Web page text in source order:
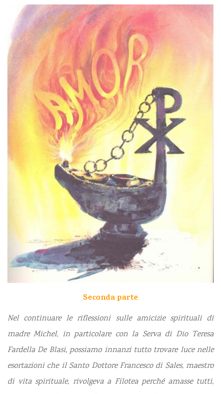
Seconda parte
Nel continuare le riflessioni sulle amicizie spirituali di
madre Michel, in particolare con la Serva di Dio Teresa
Fardella De Blasi, possiamo innanzi tutto trovare luce nelle
esortazioni che il Santo Dottore Francesco di Sales, maestro
di vita spirituale, rivolgeva a Filotea perché amasse tutti,